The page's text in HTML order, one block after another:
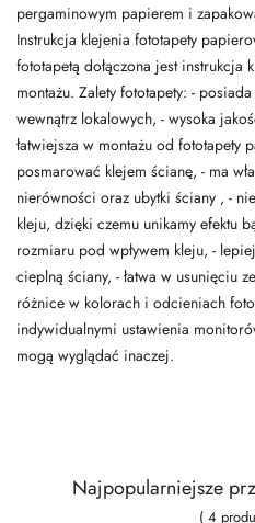
pergaminowym papierem i
Instrukcja klejenia fototapety
fototapetą dołączona jest
montażu. Zalety fototapety: -
wewnątrz lokalowych, - wysoka
łatwiejsza w montażu od fototapety
posmarować klejem ścianę, - ma
nierówności oraz ubytki ściany , -
kleju, dzięki czemu unikamy efektu
rozmiaru pod wpływem kleju, -
cieplną ściany, - łatwa w usunięciu
różnice w kolorach i odcieniach
indywidualnymi ustawienia
mogą wyglądać inaczej.
Najpopularniejsze
( 4